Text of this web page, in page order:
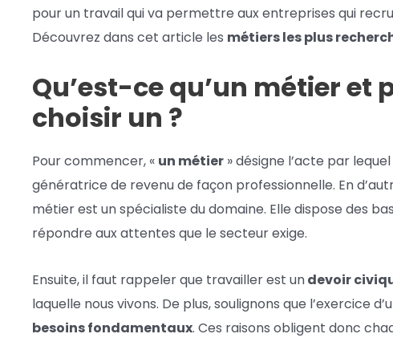
pour un travail qui va permettre aux entreprises qui
Découvrez dans cet article les métiers les plus
Qu’est-ce qu’un métier
choisir un ?
Pour commencer, « un métier » désigne l’acte par
génératrice de revenu de façon professionnelle. En
métier est un spécialiste du domaine. Elle dispose des
répondre aux attentes que le secteur exige.
Ensuite, il faut rappeler que travailler est undevoir
laquelle nous vivons. De plus, soulignons que l’exercice
besoins fondamentaux. Ces raisons obligent donc